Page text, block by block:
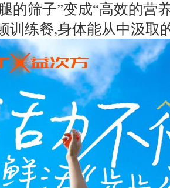
的筛子”变成“高效的营
训练餐,身体能从中汲取